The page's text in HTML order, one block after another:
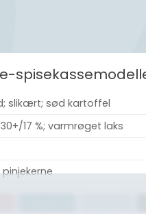
slikært; sød kartoffel
17 %; varmrøget laks